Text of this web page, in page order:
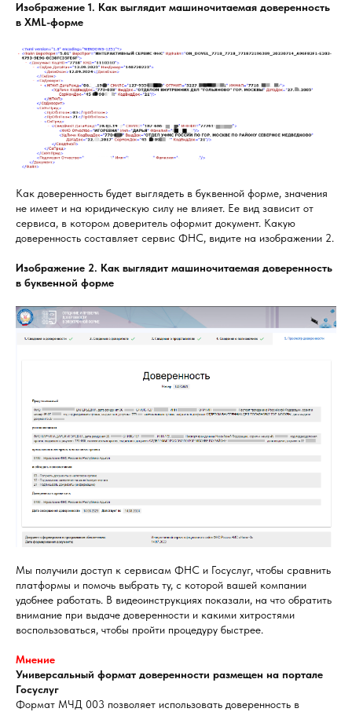
Изображение 1. Как выглядит машиночитаемая доверенность
в XML-форме
Как доверенность будет выглядеть в буквенной форме, значения
не имеет и на юридическую силу не влияет. Ее вид зависит от
сервиса, в котором доверитель оформит документ. Какую
доверенность составляет сервис ФНС, видите на изображении 2.
Изображение 2. Как выглядит машиночитаемая доверенность
в буквенной форме
Мы получили доступ к сервисам ФНС и Госуслуг, чтобы сравнить
платформы и помочь выбрать ту, с которой вашей компании
удобнее работать. В видеоинструкциях показали, на что обратить
внимание при выдаче доверенности и какими хитростями
воспользоваться, чтобы пройти процедуру быстрее.
Мнение
Универсальный формат доверенности размещен на портале
Госуслуг
Формат МЧД 003 позволяет использовать доверенность в